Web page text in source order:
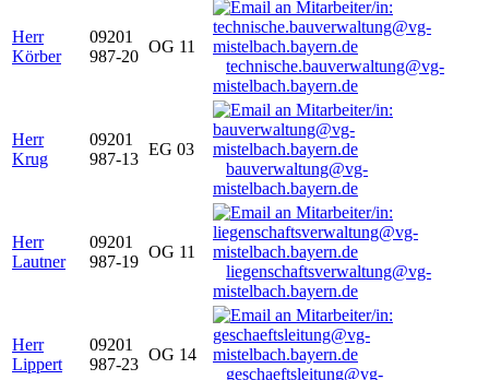
Herr
Körber
09201
987-20
OG 11
technische.bauverwaltung@vg-
mistelbach.bayern.de
Herr
Krug
09201
987-13
EG 03
bauverwaltung@vg-
mistelbach.bayern.de
Herr
Lautner
09201
987-19
OG 11
liegenschaftsverwaltung@vg-
mistelbach.bayern.de
Herr
Lippert
09201
987-23
OG 14
geschaeftsleitung@vg-